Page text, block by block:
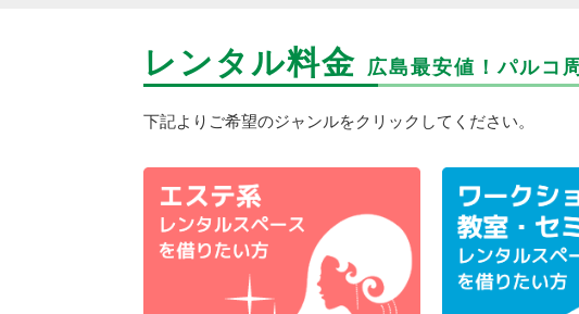
レンタル料金 広島最安値！パルコ
下記よりご希望のジャンルをクリックしてください。